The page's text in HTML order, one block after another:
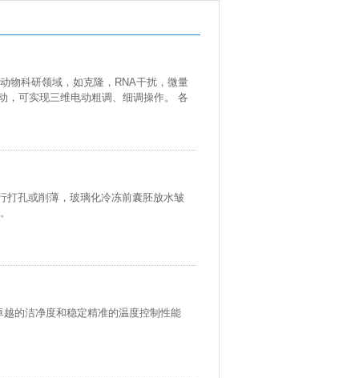
物科研领域，如克隆，RNA干扰，微量
，可实现三维电动粗调、细调操作。 各
打孔或削薄，玻璃化冷冻前囊胚放水皱
的洁净度和稳定精准的温度控制性能